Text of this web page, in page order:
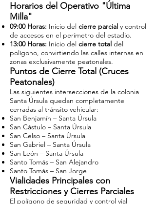
Horarios del Operativo "Última
Milla"
09:00 Horas: Inicio del cierre parcial y control
de accesos en el perímetro del estadio.
13:00 Horas: Inicio del cierre total del
polígono, convirtiendo las calles internas en
zonas exclusivamente peatonales.
Puntos de Cierre Total (Cruces
Peatonales)
Las siguientes intersecciones de la colonia
Santa Úrsula quedan completamente
cerradas al tránsito vehicular:
San Benjamín – Santa Úrsula
San Cástulo – Santa Úrsula
San Celso – Santa Úrsula
San Gabriel – Santa Úrsula
San León – Santa Úrsula
Santo Tomás – San Alejandro
Santo Tomás – San Jorge
Vialidades Principales con
Restricciones y Cierres Parciales
El polígono de seguridad y control vial